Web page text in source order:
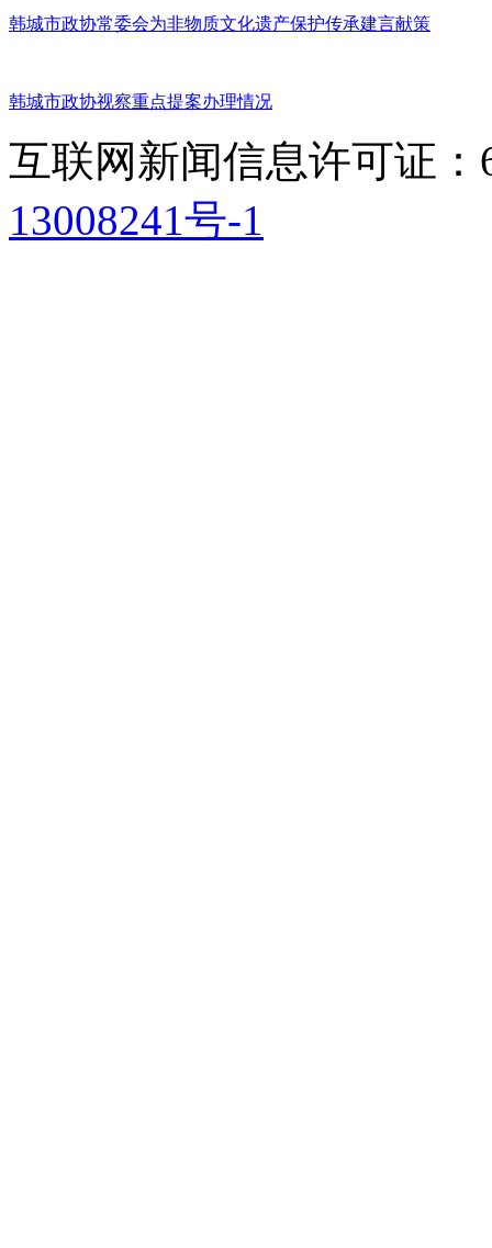
韩城市政协常委会为非物质文化遗产保护传承建言献策
韩城市政协视察重点提案办理情况
互联网新闻信息许可证：
13008241号-1